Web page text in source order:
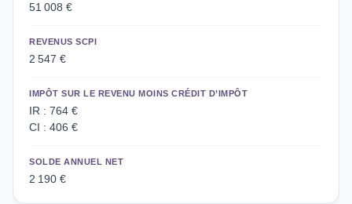
51 008 €
REVENUS SCPI
2 547 €
IMPÔT SUR LE REVENU MOINS CRÉDIT D’IMPÔT
IR : 764 €
CI : 406 €
SOLDE ANNUEL NET
2 190 €